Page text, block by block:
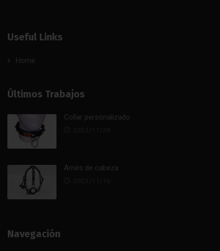
Useful Links
Home
Últimos Trabajos
Collar personalizado
Arnés de cabeza
Navegación